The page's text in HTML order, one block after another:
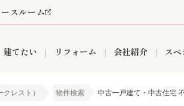
スルーム
建てたい リフォーム 会社紹介 ス
レスト） 物件検索 中古一戸建て・中古住宅